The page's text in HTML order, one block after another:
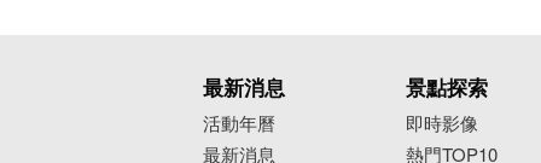
最新消息
活動年曆
最新消息
景點探索
即時影像
熱門TOP10